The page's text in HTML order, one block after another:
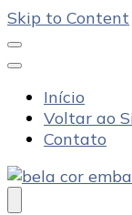
Skip to Content
Início
Voltar ao
Contato